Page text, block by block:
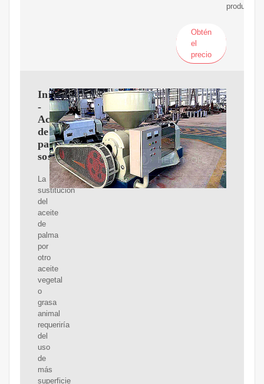
Obtén
el
precio
Inicio
-
Aceite
de
palma
sostenible.
La
sustitución
del
aceite
de
palma
por
otro
aceite
vegetal
o
grasa
animal
requeriría
del
uso
de
más
superficie